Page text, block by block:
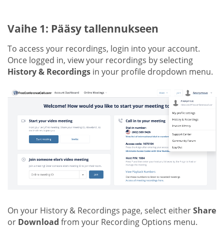
Vaihe 1: Pääsy tallennukseen
To access your recordings, login into your account.
Once logged in, view your recordings by selecting
History & Recordings in your profile dropdown menu.
On your History & Recordings page, select eitherShare
or Download from your Recording Options menu.